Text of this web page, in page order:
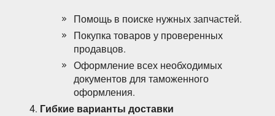
Помощь в поиске нужных запчастей.
Покупка товаров у проверенных
продавцов.
Оформление всех необходимых
документов для таможенного
оформления.
Гибкие варианты доставки